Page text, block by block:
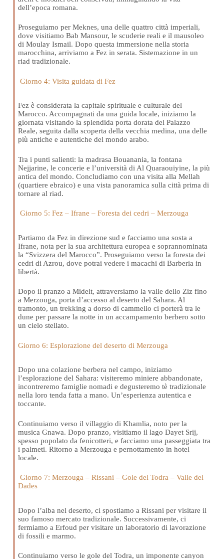
dell’epoca romana.
Proseguiamo per Meknes, una delle quattro città imperiali,
dove visitiamo Bab Mansour, le scuderie reali e il mausoleo
di Moulay Ismail. Dopo questa immersione nella storia
marocchina, arriviamo a Fez in serata. Sistemazione in un
riad tradizionale.
Giorno 4: Visita guidata di Fez
Fez è considerata la capitale spirituale e culturale del
Marocco. Accompagnati da una guida locale, iniziamo la
giornata visitando la splendida porta dorata del Palazzo
Reale, seguita dalla scoperta della vecchia medina, una delle
più antiche e autentiche del mondo arabo.
Tra i punti salienti: la madrasa Bouanania, la fontana
Nejjarine, le concerie e l’università di Al Quaraouiyine, la più
antica del mondo. Concludiamo con una visita alla Mellah
(quartiere ebraico) e una vista panoramica sulla città prima di
tornare al riad.
Giorno 5: Fez – Ifrane – Foresta dei cedri – Merzouga
Partiamo da Fez in direzione sud e facciamo una sosta a
Ifrane, nota per la sua architettura europea e soprannominata
la “Svizzera del Marocco”. Proseguiamo verso la foresta dei
cedri di Azrou, dove potrai vedere i macachi di Barberia in
libertà.
Dopo il pranzo a Midelt, attraversiamo la valle dello Ziz fino
a Merzouga, porta d’accesso al deserto del Sahara. Al
tramonto, un trekking a dorso di cammello ci porterà tra le
dune per passare la notte in un accampamento berbero sotto
un cielo stellato.
Giorno 6: Esplorazione del deserto di Merzouga
Dopo una colazione berbera nel campo, iniziamo
l’esplorazione del Sahara: visiteremo miniere abbandonate,
incontreremo famiglie nomadi e degusteremo tè tradizionale
nella loro tenda fatta a mano. Un’esperienza autentica e
toccante.
Continuiamo verso il villaggio di Khamlia, noto per la
musica Gnawa. Dopo pranzo, visitiamo il lago Dayet Srij,
spesso popolato da fenicotteri, e facciamo una passeggiata tra
i palmeti. Ritorno a Merzouga e pernottamento in hotel
locale.
Giorno 7: Merzouga – Rissani – Gole del Todra – Valle del
Dades
Dopo l’alba nel deserto, ci spostiamo a Rissani per visitare il
suo famoso mercato tradizionale. Successivamente, ci
fermiamo a Erfoud per visitare un laboratorio di lavorazione
di fossili e marmo.
Continuiamo verso le gole del Todra, un imponente canyon